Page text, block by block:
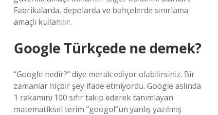
Fabrikalarda, depolarda ve bahçelerde sınırlama
amaçlı kullanılır.
Google Türkçede ne demek?
“Google nedir?” diye merak ediyor olabilirsiniz. Bir
zamanlar hiçbir şey ifade etmiyordu. Google aslında
1 rakamını 100 sıfır takip ederek tanımlayan
matematiksel terim “googol”un yanlış yazılmış